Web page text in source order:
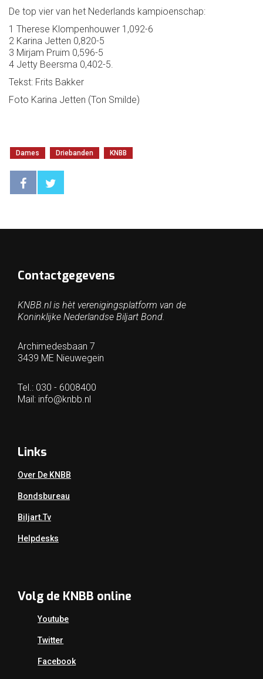
De top vier van het Nederlands kampioenschap:
1 Therese Klompenhouwer 1,092-6
2 Karina Jetten 0,820-5
3 Mirjam Pruim 0,596-5
4 Jetty Beersma 0,402-5.
Tekst: Frits Bakker
Foto Karina Jetten (Ton Smilde)
Dames Driebanden KNBB
Contactgegevens
KNBB.nl is hèt verenigingsplatform van de
Koninklijke Nederlandse Biljart Bond.
Archimedesbaan 7
3439 ME Nieuwegein
Tel.: 030 - 6008400
Mail: info@knbb.nl
Links
Over De KNBB
Bondsbureau
Biljart.tv
Helpdesks
Volg de KNBB online
Youtube
Twitter
Facebook